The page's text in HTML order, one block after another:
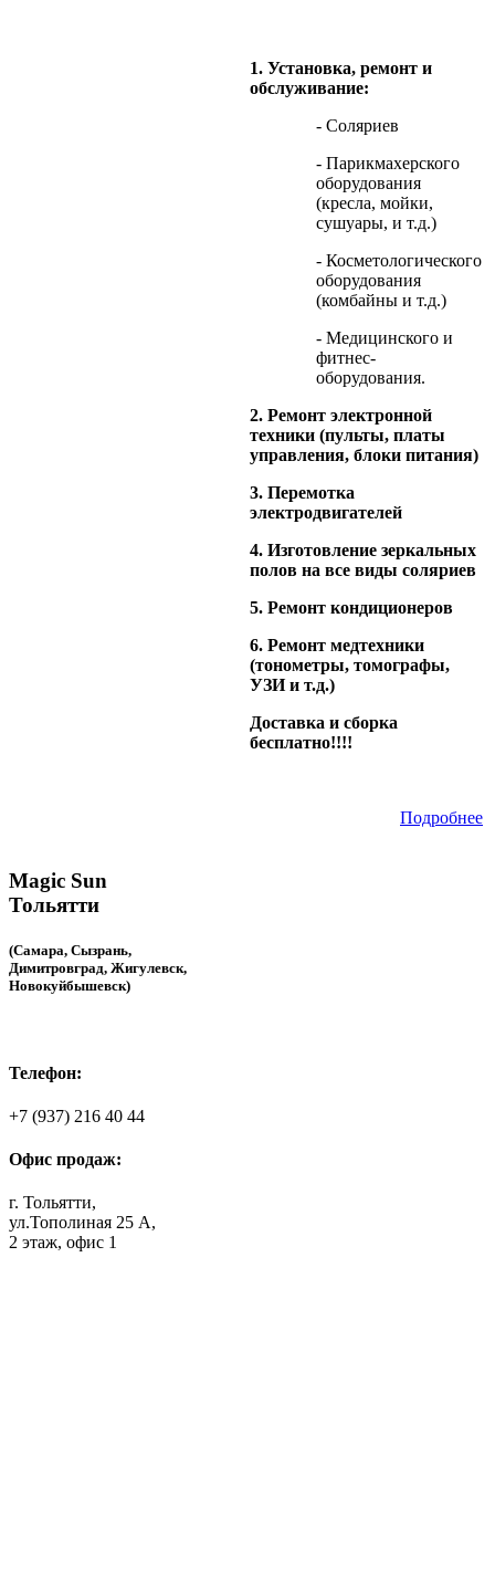
1. Установка, ремонт и
обслуживание:
- Соляриев
- Парикмахерского
оборудования
(кресла, мойки,
сушуары, и т.д.)
- Косметологического
оборудования
(комбайны и т.д.)
- Медицинского и
фитнес-
оборудования.
2. Ремонт электронной
техники (пульты, платы
управления, блоки питания)
3. Перемотка
электродвигателей
4. Изготовление зеркальных
полов на все виды соляриев
5. Ремонт кондиционеров
6. Ремонт медтехники
(тонометры, томографы,
УЗИ и т.д.)
Доставка и сборка
бесплатно!!!!
Подробнее
Magic Sun
Тольятти
(Самара, Сызрань,
Димитровград, Жигулевск,
Новокуйбышевск)
Телефон:
+7 (937) 216 40 44
Офис продаж:
г. Тольятти,
ул.Тополиная 25 А,
2 этаж, офис 1